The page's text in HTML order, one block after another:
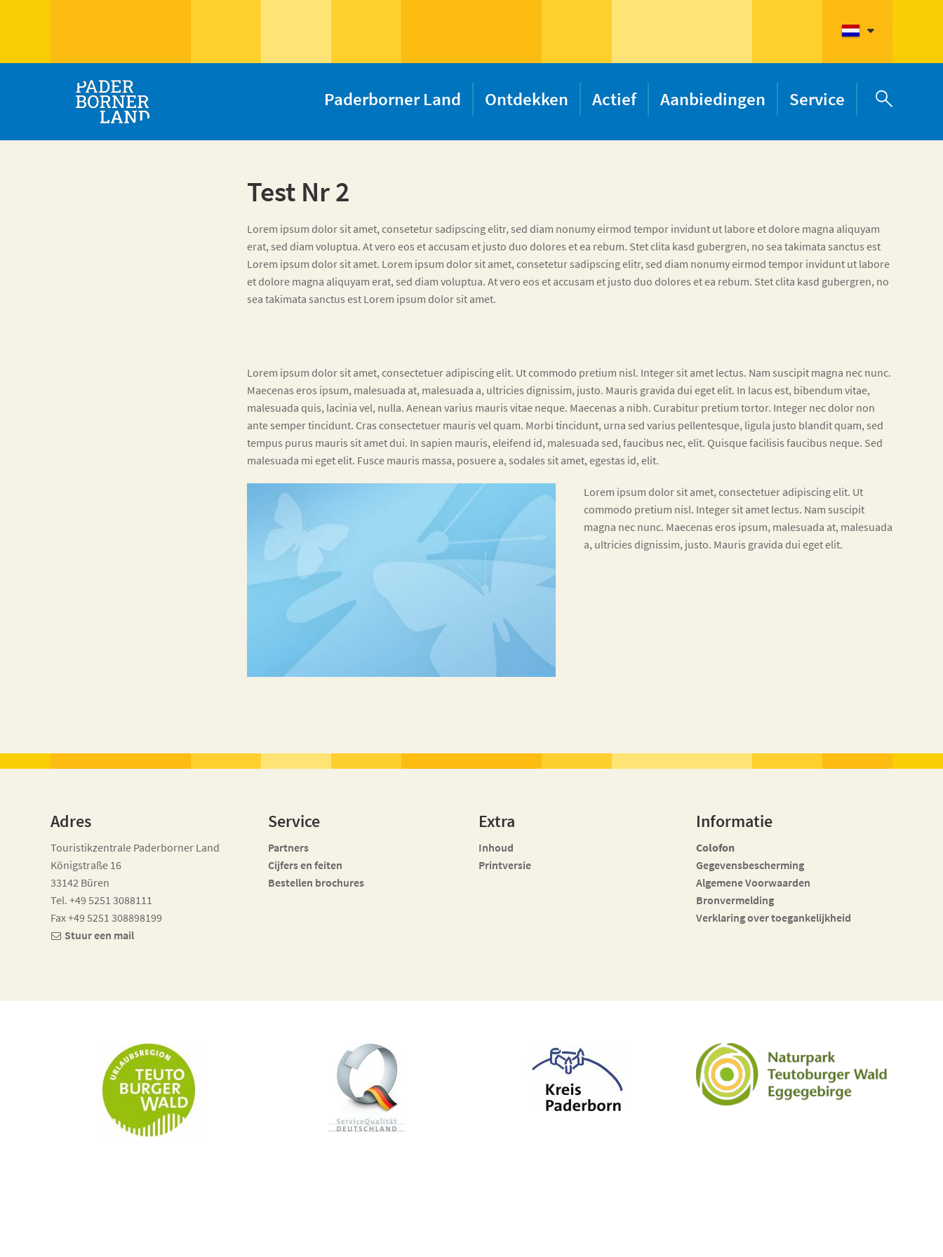

Paderborner Land Ontdekken Actief Aanbiedingen Service
Test Nr 2
Lorem ipsum dolor sit amet, consetetur sadipscing elitr, sed diam nonumy eirmod tempor invidunt ut labore et dolore magna aliquyam
erat, sed diam voluptua. At vero eos et accusam et justo duo dolores et ea rebum. Stet clita kasd gubergren, no sea takimata sanctus est
Lorem ipsum dolor sit amet. Lorem ipsum dolor sit amet, consetetur sadipscing elitr, sed diam nonumy eirmod tempor invidunt ut labore
et dolore magna aliquyam erat, sed diam voluptua. At vero eos et accusam et justo duo dolores et ea rebum. Stet clita kasd gubergren, no
sea takimata sanctus est Lorem ipsum dolor sit amet.
Lorem ipsum dolor sit amet, consectetuer adipiscing elit. Ut commodo pretium nisl. Integer sit amet lectus. Nam suscipit magna nec nunc.
Maecenas eros ipsum, malesuada at, malesuada a, ultricies dignissim, justo. Mauris gravida dui eget elit. In lacus est, bibendum vitae,
malesuada quis, lacinia vel, nulla. Aenean varius mauris vitae neque. Maecenas a nibh. Curabitur pretium tortor. Integer nec dolor non
ante semper tincidunt. Cras consectetuer mauris vel quam. Morbi tincidunt, urna sed varius pellentesque, ligula justo blandit quam, sed
tempus purus mauris sit amet dui. In sapien mauris, eleifend id, malesuada sed, faucibus nec, elit. Quisque facilisis faucibus neque. Sed
malesuada mi eget elit. Fusce mauris massa, posuere a, sodales sit amet, egestas id, elit.
Lorem ipsum dolor sit amet, consectetuer adipiscing elit. Ut
commodo pretium nisl. Integer sit amet lectus. Nam suscipit
magna nec nunc. Maecenas eros ipsum, malesuada at, malesuada
a, ultricies dignissim, justo. Mauris gravida dui eget elit.
Adres
Touristikzentrale Paderborner Land
Königstraße 16
33142 Büren
Tel. +49 5251 3088111
Fax +49 5251 308898199
Stuur een mail
Service
Partners
Cijfers en feiten
Bestellen brochures
Extra
Inhoud
Printversie
Informatie
Colofon
Gegevensbescherming
Algemene Voorwaarden
Bronvermelding
Verklaring over toegankelijkheid